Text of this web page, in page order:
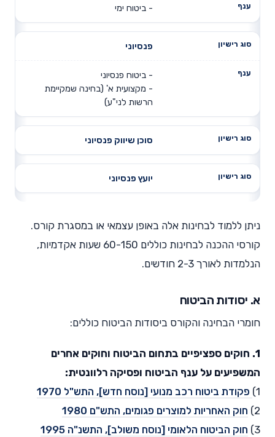
- ביטוח ימי
פנסיוני
- ביטוח פנסיוני
- מקצועית א' (בחינה שמקיימת
הרשות לני"ע)
סוכן שיווק פנסיוני
יועץ פנסיוני
ניתן ללמוד לבחינות אלה באופן עצמאי או במסגרת קורס.
קורסי ההכנה לבחינות כוללים 60-150 שעות אקדמיות,
הנלמדות לאורך 2-3 חודשים.
א. יסודות הביטוח
חומרי הבחינה והקורס ביסודות הביטוח כוללים:
1. חוקים ספציפיים בתחום הביטוח וחוקים אחרים
המשפיעים על ענף הביטוח ופסיקה רלוונטית:
1) פקודת ביטוח רכב מנועי [נוסח חדש], התש"ל 1970
2) חוק האחריות למוצרים פגומים, התש"ם 1980
3) חוק הביטוח הלאומי [נוסח משולב], התשנ"ה 1995